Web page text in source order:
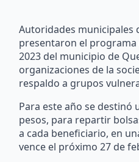
Autoridades municipales
presentaron el programa
2023 del municipio de
organizaciones de la
respaldo a grupos
Para este año se destinó
pesos, para repartir
a cada beneficiario, en
vence el próximo 27 de